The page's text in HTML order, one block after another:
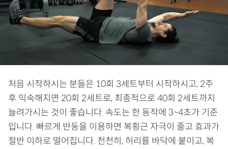
처음 시작하시는 분들은 10회 3세트부터 시작하시고, 2주
후 익숙해지면 20회 2세트로, 최종적으로 40회 2세트까지
늘려가시는 것이 좋습니다. 속도는 한 동작에 3~4초가 기준
입니다. 빠르게 반동을 이용하면 복횡근 자극이 줄고 효과가
절반 이하로 떨어집니다. 천천히, 허리를 바닥에 붙이고, 복